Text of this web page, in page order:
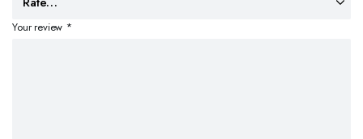
Your review *